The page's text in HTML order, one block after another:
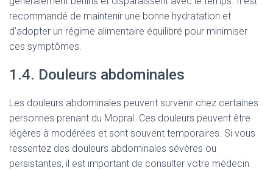
recommandé de maintenir une bonne hydratation et
d’adopter un régime alimentaire équilibré pour minimiser
ces symptômes.
1.4. Douleurs abdominales
Les douleurs abdominales peuvent survenir chez certaines
personnes prenant du Mopral. Ces douleurs peuvent être
légères à modérées et sont souvent temporaires. Si vous
ressentez des douleurs abdominales sévères ou
persistantes, il est important de consulter votre médecin